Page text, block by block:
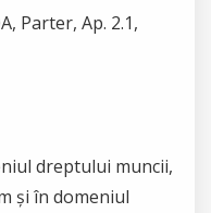
Parter, Ap. 2.1,
dreptului muncii,
și în domeniul